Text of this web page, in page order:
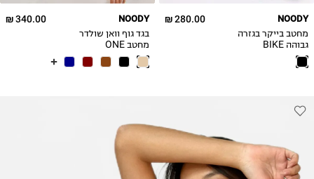
280.00 ₪ NOODY
מחטב בייקר בגזרה
גבוהה BIKE
SHORTS
340.00 ₪ NOODY
בגד גוף וואן שולדר
מחטב ONE
SHOULDER
BODYSUIT